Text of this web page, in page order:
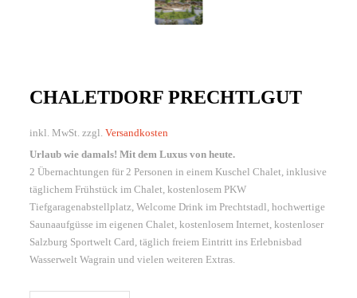
CHALETDORF PRECHTLGUT
inkl. MwSt. zzgl.Versandkosten
Urlaub wie damals! Mit dem Luxus von heute.
2 Übernachtungen für 2 Personen in einem Kuschel Chalet, inklusive
täglichem Frühstück im Chalet, kostenlosem PKW
Tiefgaragenabstellplatz, Welcome Drink im Prechtstadl, hochwertige
Saunaaufgüsse im eigenen Chalet, kostenlosem Internet, kostenloser
Salzburg Sportwelt Card, täglich freiem Eintritt ins Erlebnisbad
Wasserwelt Wagrain und vielen weiteren Extras.